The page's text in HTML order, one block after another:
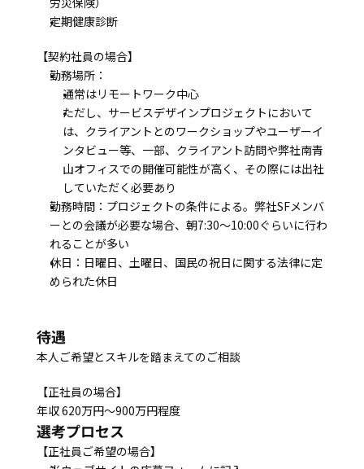
定期健康診断
【契約社員の場合】
勤務場所：
通常はリモートワーク中心
ただし、サービスデザインプロジェクトにおいて
は、クライアントとのワークショップやユーザーイ
ンタビュー等、一部、クライアント訪問や弊社南青
山オフィスでの開催可能性が高く、その際には出社
していただく必要あり
勤務時間：プロジェクトの条件による。弊社SFメンバ
ーとの会議が必要な場合、朝7:30～10:00ぐらいに行わ
れることが多い
休日：日曜日、土曜日、国民の祝日に関する法律に定
められた休日
待遇
本人ご希望とスキルを踏まえてのご相談
【正社員の場合】
年収 620万円～900万円程度
選考プロセス
【正社員ご希望の場合】